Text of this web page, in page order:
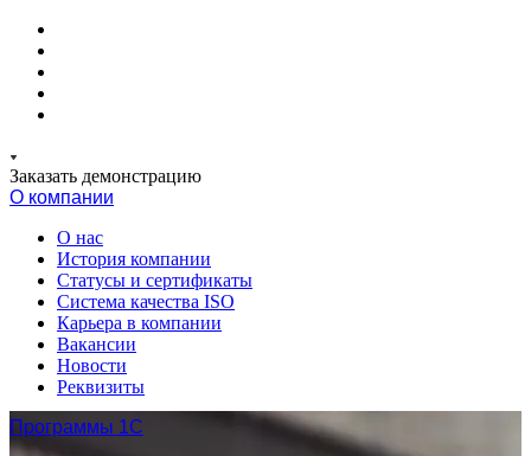
Заказать демонстрацию
О компании
О нас
История компании
Статусы и сертификаты
Система качества ISO
Карьера в компании
Вакансии
Новости
Реквизиты
Программы 1С